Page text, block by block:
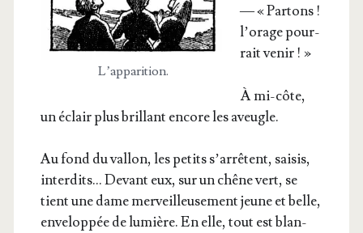
L’ap­pa­ri­tion.
— « Par­tons !
l’o­rage pour­
rait venir ! »
À mi-côte,
un éclair plus brillant encore les aveugle.
Au fond du val­lon, les petits s’ar­rêtent, sai­sis,
inter­dits… Devant eux, sur un chêne vert, se
tient une dame mer­veilleu­se­ment jeune et belle,
enve­lop­pée de lumière. En elle, tout est blan­